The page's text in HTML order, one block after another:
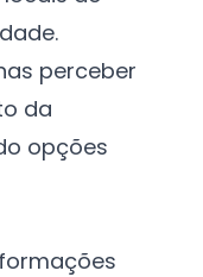
perceber
da
opções